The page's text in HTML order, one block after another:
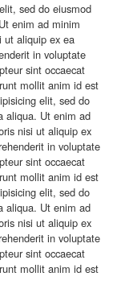
sed do eiusmod
enim ad minim
ut aliquip ex ea
in voluptate
sint occaecat
mollit anim id est
elit, sed do
aliqua. Ut enim ad
nisi ut aliquip ex
in voluptate
sint occaecat
mollit anim id est
elit, sed do
aliqua. Ut enim ad
nisi ut aliquip ex
in voluptate
sint occaecat
mollit anim id est